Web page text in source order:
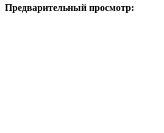
Предварительный просмотр: